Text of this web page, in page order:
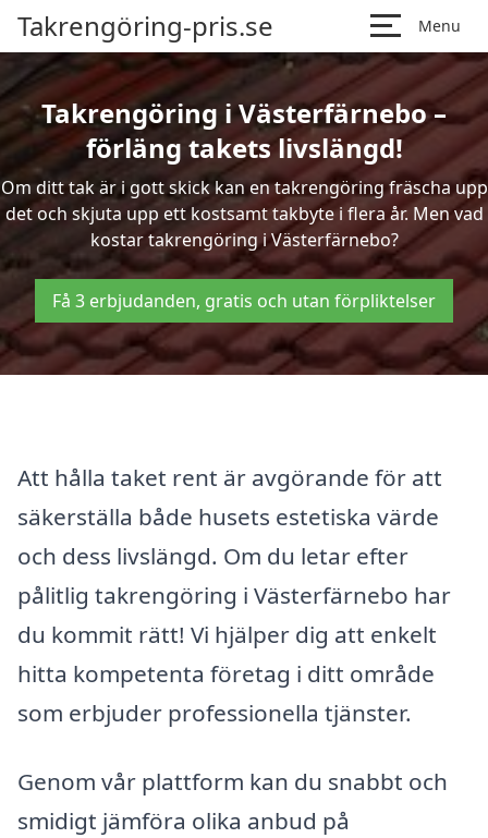
Takrengöring-pris.se Menu
Takrengöring i Västerfärnebo –
förläng takets livslängd!
Om ditt tak är i gott skick kan en takrengöring fräscha upp
det och skjuta upp ett kostsamt takbyte i flera år. Men vad
kostar takrengöring i Västerfärnebo?
Få 3 erbjudanden, gratis och utan förpliktelser
Att hålla taket rent är avgörande för att
säkerställa både husets estetiska värde
och dess livslängd. Om du letar efter
pålitlig takrengöring i Västerfärnebo har
du kommit rätt! Vi hjälper dig att enkelt
hitta kompetenta företag i ditt område
som erbjuder professionella tjänster.
Genom vår plattform kan du snabbt och
smidigt jämföra olika anbud på